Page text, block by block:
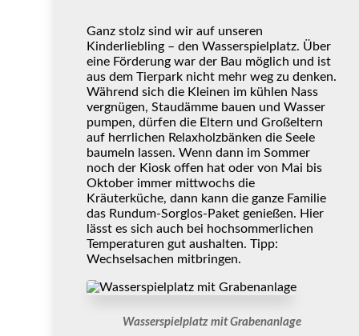
Ganz stolz sind wir auf unseren
Kinderliebling – den Wasserspielplatz. Über
eine Förderung war der Bau möglich und ist
aus dem Tierpark nicht mehr weg zu denken.
Während sich die Kleinen im kühlen Nass
vergnügen, Staudämme bauen und Wasser
pumpen, dürfen die Eltern und Großeltern
auf herrlichen Relaxholzbänken die Seele
baumeln lassen. Wenn dann im Sommer
noch der Kiosk offen hat oder von Mai bis
Oktober immer mittwochs die
Kräuterküche, dann kann die ganze Familie
das Rundum-Sorglos-Paket genießen. Hier
lässt es sich auch bei hochsommerlichen
Temperaturen gut aushalten. Tipp:
Wechselsachen mitbringen.
Wasserspielplatz mit Grabenanlage